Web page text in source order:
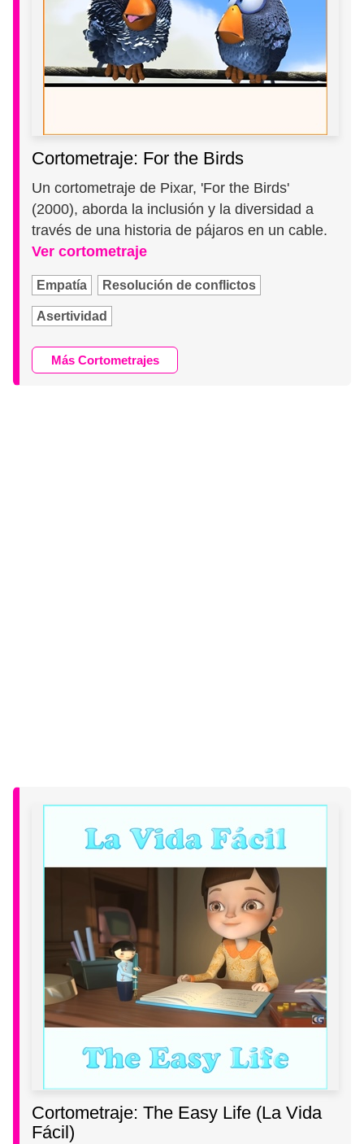
Cortometraje: For the Birds
Un cortometraje de Pixar, 'For the Birds'
(2000), aborda la inclusión y la diversidad a
través de una historia de pájaros en un cable.
Ver cortometraje
Empatía Resolución de conflictos
Asertividad
Más Cortometrajes
Cortometraje: The Easy Life (La Vida
Fácil)